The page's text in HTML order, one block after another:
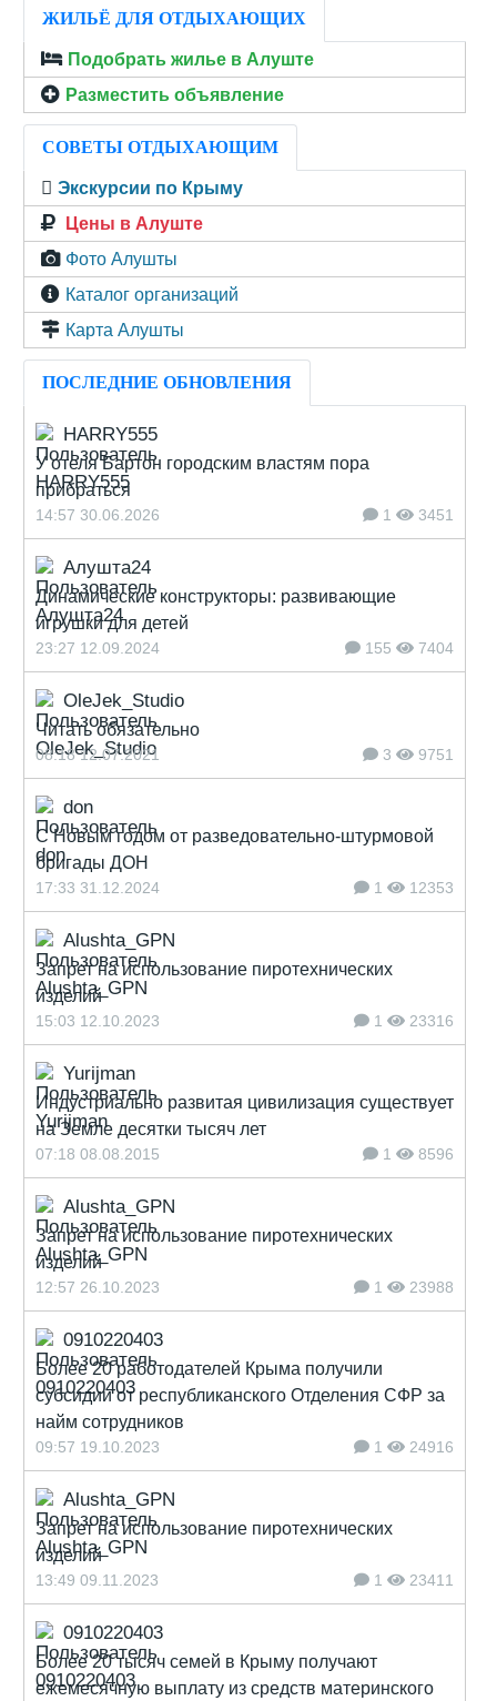
ЖИЛЬЁ ДЛЯ ОТДЫХАЮЩИХ
Подобрать жилье в Алуште
Разместить объявление
СОВЕТЫ ОТДЫХАЮЩИМ
Экскурсии по Крыму
Цены в Алуште
Фото Алушты
Каталог организаций
Карта Алушты
ПОСЛЕДНИЕ ОБНОВЛЕНИЯ
HARRY555
У отеля Бартон городским властям пора
прибраться
14:57 30.06.2026 1 3451
Алушта24
Динамические конструкторы: развивающие
игрушки для детей
23:27 12.09.2024 155 7404
OleJek_Studio
Читать обязательно
08:18 12.07.2021 3 9751
don
С Новым годом от разведовательно-штурмовой
бригады ДОН
17:33 31.12.2024 1 12353
Alushta_GPN
Запрет на использование пиротехнических
изделий
15:03 12.10.2023 1 23316
Yurijman
Индустриально развитая цивилизация существует
на Земле десятки тысяч лет
07:18 08.08.2015 1 8596
Alushta_GPN
Запрет на использование пиротехнических
изделий
12:57 26.10.2023 1 23988
0910220403
Более 20 работодателей Крыма получили
субсидии от республиканского Отделения СФР за
найм сотрудников
09:57 19.10.2023 1 24916
Alushta_GPN
Запрет на использование пиротехнических
изделий
13:49 09.11.2023 1 23411
0910220403
Более 20 тысяч семей в Крыму получают
ежемесячную выплату из средств материнского